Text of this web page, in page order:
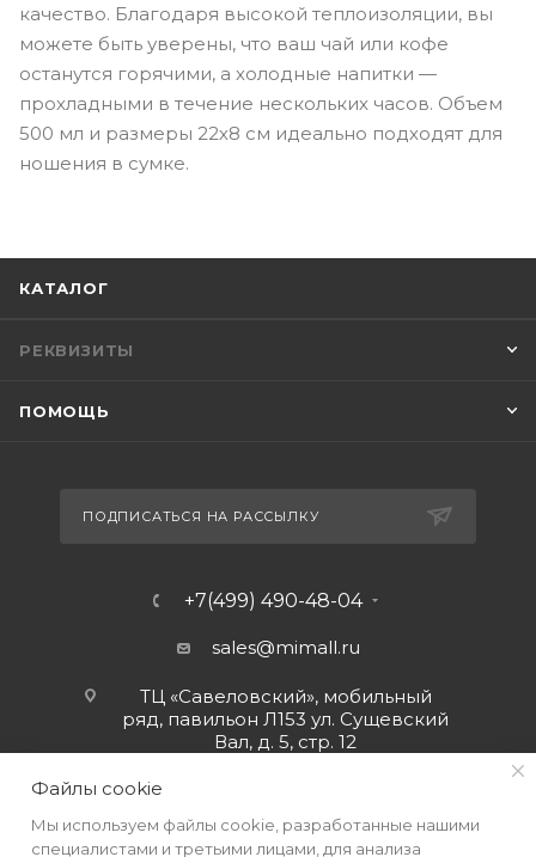
качество. Благодаря высокой теплоизоляции, вы
можете быть уверены, что ваш чай или кофе
останутся горячими, а холодные напитки —
прохладными в течение нескольких часов. Объем
500 мл и размеры 22х8 см идеально подходят для
ношения в сумке.
КАТАЛОГ
РЕКВИЗИТЫ
ПОМОЩЬ
ПОДПИСАТЬСЯ НА РАССЫЛКУ
+7(499) 490-48-04
sales@mimall.ru
ТЦ «Савеловский», мобильный
ряд, павильон Л153 ул. Сущевский
Вал, д. 5, стр. 12
Файлы cookie
Мы используем файлы cookie, разработанные нашими
специалистами и третьими лицами, для анализа